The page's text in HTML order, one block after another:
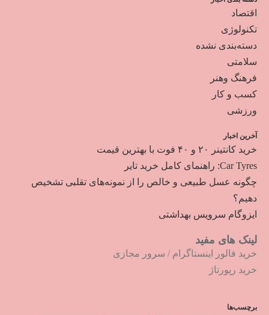
اقتصاد
تکنولوژی
دسته‌بندی نشده
سلامتی
فرهنگ وهنر
کسب و کار
ورزشی
آخرین اخبار
خرید کانتینر ۲۰ و ۴۰ فوت با بهترین قیمت
Car Tyres: راهنمای کامل خرید تایر
چگونه عسل طبیعی و خالص را از نمونه‌های تقلبی تشخیص
دهیم؟
ایزوگام سرویس بهداشتی
لینک های مفید
خرید فالور اینستاگرام / سرور مجازی
خرید رپورتاژ
برچسب‌ها